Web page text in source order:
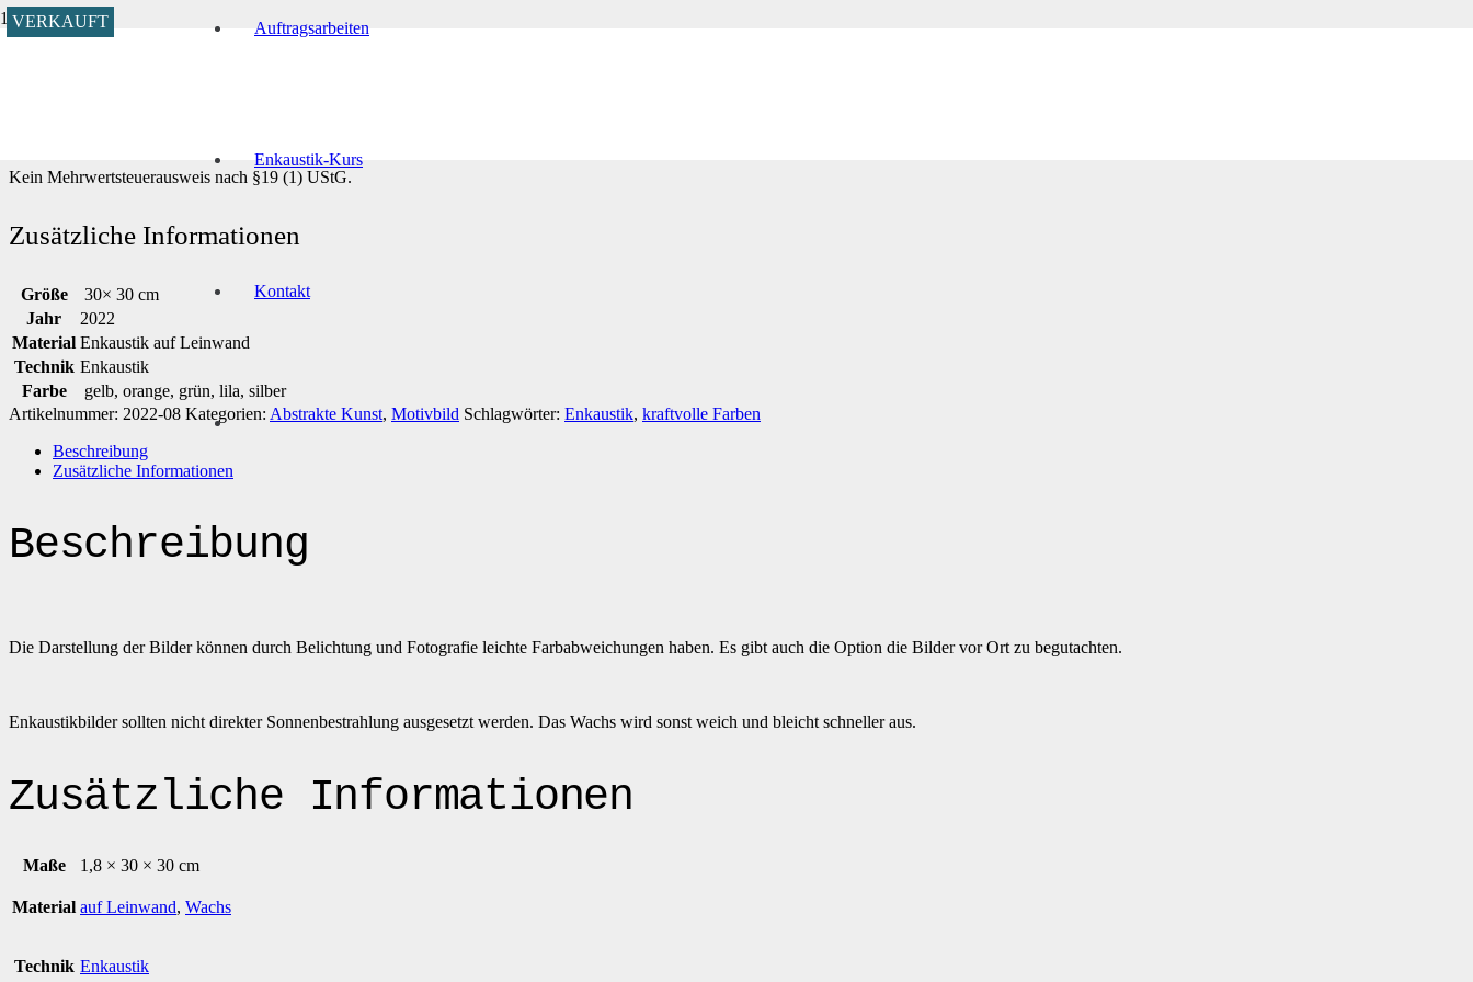
Auftragsarbeiten
Enkaustik-Kurs
Kontakt
VERKAUFT
Start/Abstrakte Kunst Motivbild / Bambus Tulpen, abstrakte Kunst
Kein Mehrwertsteuerausweis nach §19 (1) UStG.
Zusätzliche Informationen
Größe
30× 30 cm
Jahr
2022
Material Enkaustik auf Leinwand
Technik Enkaustik
Farbe
gelb, orange, grün, lila, silber
Artikelnummer: 2022-08 Kategorien: Abstrakte Kunst, Motivbild Schlagwörter: Enkaustik, kraftvolle Farben
Beschreibung
Zusätzliche Informationen
Beschreibung
Die Darstellung der Bilder können durch Belichtung und Fotografie leichte Farbabweichungen haben. Es gibt auch die Option die Bilder vor Ort zu begutachten.
Enkaustikbilder sollten nicht direkter Sonnenbestrahlung ausgesetzt werden. Das Wachs wird sonst weich und bleicht schneller aus.
Zusätzliche Informationen
Maße 1,8 × 30 × 30 cm
Material auf Leinwand, Wachs
Technik Enkaustik
VERKAUFT
VERKAUFT